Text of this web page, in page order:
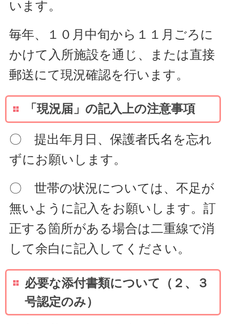
います。
毎年、１０月中旬から１１月ごろに
かけて入所施設を通じ、または直接
郵送にて現況確認を行います。
「現況届」の記入上の注意事項
〇 提出年月日、保護者氏名を忘れ
ずにお願いします。
〇 世帯の状況については、不足が
無いように記入をお願いします。訂
正する箇所がある場合は二重線で消
して余白に記入してください。
必要な添付書類について（２、３
号認定のみ）